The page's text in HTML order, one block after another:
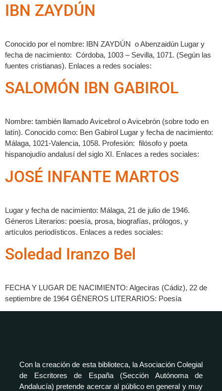
IBN ZAYDÚN
Conocido por el nombre: IBN ZAYDÚN o Abenzaidún Lugar y
fecha de nacimiento: Córdoba, 1003 – Sevilla, 1071. (Según las
fuentes cristianas). Enlaces a redes sociales:
SALOMÓN IBN GABIROL
Nombre: también llamado Avicebrol o Avicebrón (sobre todo en
latín). Conocido como: Ben Gabirol Lugar y fecha de nacimiento:
Málaga, 1021-Valencia, 1058. Profesión: filósofo y poeta
hispanojudío andalusí del siglo XI. Enlaces a redes sociales:
JOSÉ INFANTE MARTOS
Lugar y fecha de nacimiento: Málaga, 21 de julio de 1946.
Géneros Literarios: poesía, prosa, biografías, prólogos, y
artículos periodísticos. Enlaces a redes sociales:
Soledad Iranzo Bel
FECHA Y LUGAR DE NACIMIENTO: Algeciras (Cádiz), 22 de
septiembre de 1964 GÉNEROS LITERARIOS: Poesía
Con la creación de esta biblioteca, la Asociación Colegial
de Escritores de España (Sección Autónoma de
Andalucía) pretende acercar al público en general y muy